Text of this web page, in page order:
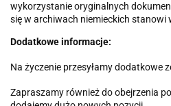
wykorzystanie oryginalnych
się w archiwach niemieckich stanowi
Dodatkowe informacje:
Na życzenie przesyłamy dodatkowe
Zapraszamy również do obejrzenia